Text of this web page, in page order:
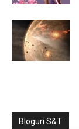
Bloguri S&T